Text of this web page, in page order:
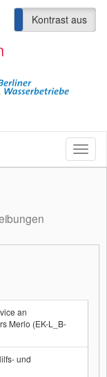
Kontrast aus
an
Merlo (EK-L_B-
und